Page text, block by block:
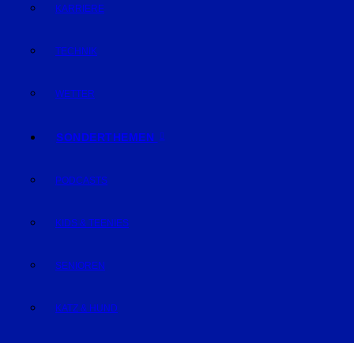
KARRIERE
TECHNIK
WETTER
SONDERTHEMEN
PODCASTS
KIDS & TEENIES
SENIOREN
KATZ & HUND